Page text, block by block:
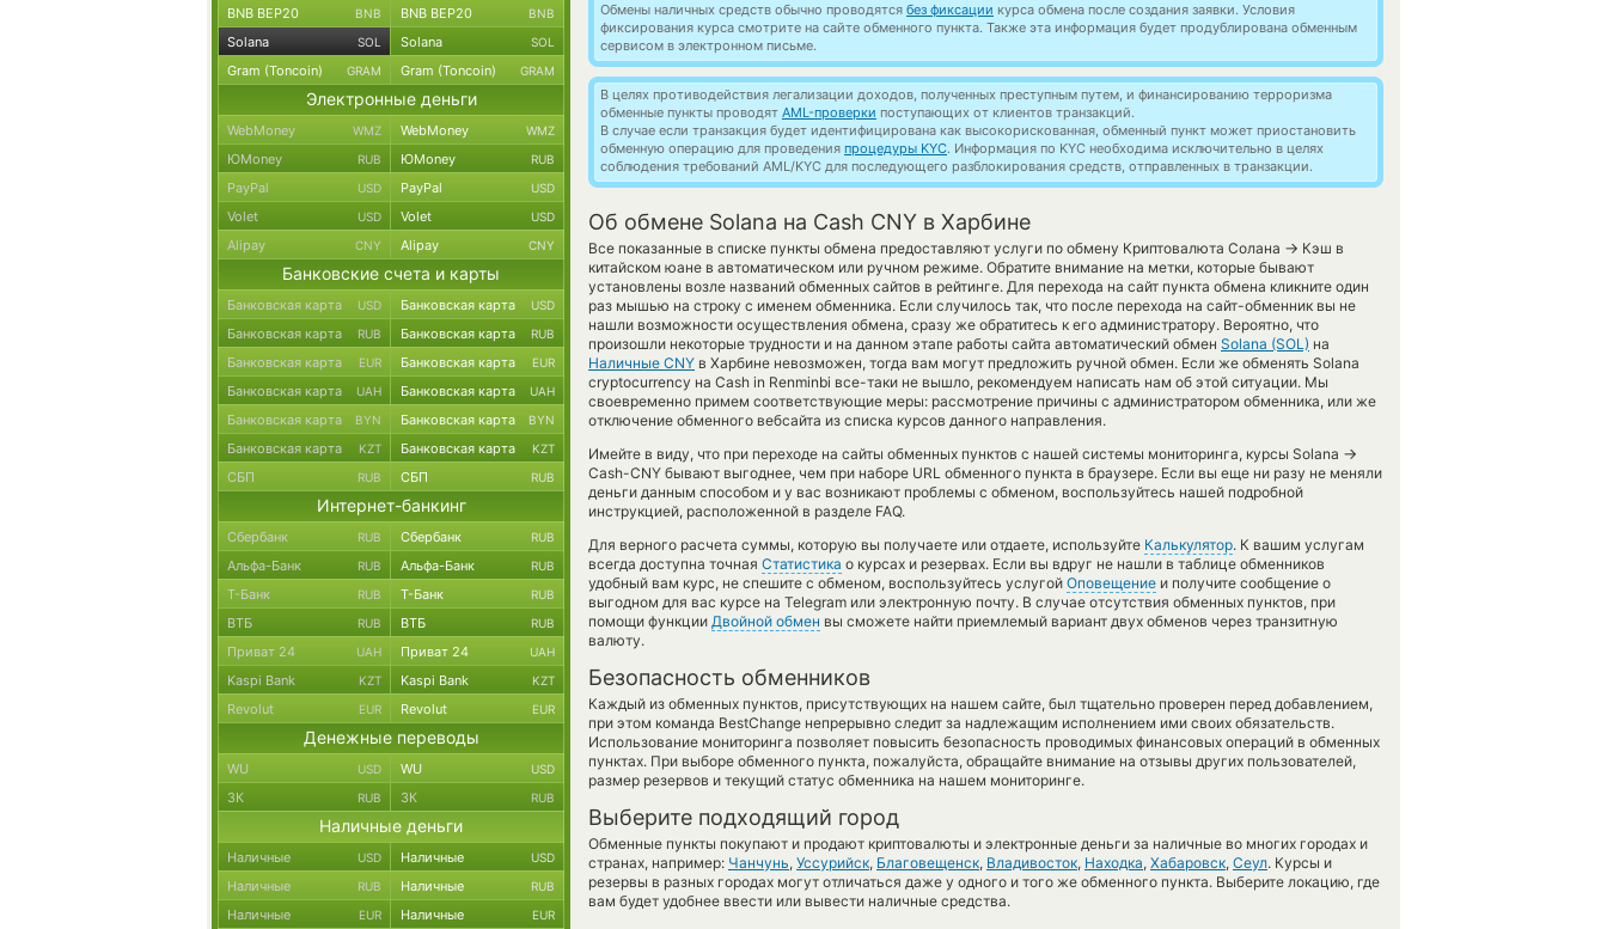
Обмены наличных средств обычно проводятся без фиксации курса обмена после создания заявки. Условия
фиксирования курса смотрите на сайте обменного пункта. Также эта информация будет продублирована обменным
сервисом в электронном письме.
В целях противодействия легализации доходов, полученных преступным путем, и финансированию терроризма
обменные пункты проводят AML-проверки поступающих от клиентов транзакций.
В случае если транзакция будет идентифицирована как высокорискованная, обменный пункт может приостановить
обменную операцию для проведения процедуры KYC. Информация по KYC необходима исключительно в целях
соблюдения требований AML/KYC для последующего разблокирования средств, отправленных в транзакции.
Об обмене Solana на Cash CNY в Харбине
Все показанные в списке пункты обмена предоставляют услуги по обмену Криптовалюта Солана → Кэш в
китайском юане в автоматическом или ручном режиме. Обратите внимание на метки, которые бывают
установлены возле названий обменных сайтов в рейтинге. Для перехода на сайт пункта обмена кликните один
раз мышью на строку с именем обменника. Если случилось так, что после перехода на сайт-обменник вы не
нашли возможности осуществления обмена, сразу же обратитесь к его администратору. Вероятно, что
произошли некоторые трудности и на данном этапе работы сайта автоматический обмен Solana (SOL) на
Наличные CNY в Харбине невозможен, тогда вам могут предложить ручной обмен. Если же обменять Solana
cryptocurrency на Cash in Renminbi все-таки не вышло, рекомендуем написать нам об этой ситуации. Мы
своевременно примем соответствующие меры: рассмотрение причины с администратором обменника, или же
отключение обменного вебсайта из списка курсов данного направления.
Имейте в виду, что при переходе на сайты обменных пунктов с нашей системы мониторинга, курсы Solana →
Cash-CNY бывают выгоднее, чем при наборе URL обменного пункта в браузере. Если вы еще ни разу не меняли
деньги данным способом и у вас возникают проблемы с обменом, воспользуйтесь нашей подробной
инструкцией, расположенной в разделе FAQ.
Для верного расчета суммы, которую вы получаете или отдаете, используйте Калькулятор. К вашим услугам
всегда доступна точная Статистика о курсах и резервах. Если вы вдруг не нашли в таблице обменников
удобный вам курс, не спешите с обменом, воспользуйтесь услугой Оповещение и получите сообщение о
выгодном для вас курсе на Telegram или электронную почту. В случае отсутствия обменных пунктов, при
помощи функции Двойной обмен вы сможете найти приемлемый вариант двух обменов через транзитную
валюту.
Безопасность обменников
Каждый из обменных пунктов, присутствующих на нашем сайте, был тщательно проверен перед добавлением,
при этом команда BestChange непрерывно следит за надлежащим исполнением ими своих обязательств.
Использование мониторинга позволяет повысить безопасность проводимых финансовых операций в обменных
пунктах. При выборе обменного пункта, пожалуйста, обращайте внимание на отзывы других пользователей,
размер резервов и текущий статус обменника на нашем мониторинге.
Выберите подходящий город
Обменные пункты покупают и продают криптовалюты и электронные деньги за наличные во многих городах и
странах, например: Чанчунь, Уссурийск, Благовещенск, Владивосток, Находка, Хабаровск, Сеул. Курсы и
резервы в разных городах могут отличаться даже у одного и того же обменного пункта. Выберите локацию, где
вам будет удобнее ввести или вывести наличные средства.
BNB BEP20 BNB BNB BEP20 BNB
Solana SOL Solana SOL
Gram (Toncoin) GRAM Gram (Toncoin) GRAM
Электронные деньги
WebMoney WMZ WebMoney WMZ
ЮMoney RUB ЮMoney RUB
PayPal USD PayPal USD
Volet USD Volet USD
Alipay CNY Alipay CNY
Банковские счета и карты
Банковская карта USD Банковская карта USD
Банковская карта RUB Банковская карта RUB
Банковская карта EUR Банковская карта EUR
Банковская карта UAH Банковская карта UAH
Банковская карта BYN Банковская карта BYN
Банковская карта KZT Банковская карта KZT
СБП RUB СБП RUB
Интернет-банкинг
Сбербанк RUB Сбербанк RUB
Альфа-Банк RUB Альфа-Банк RUB
Т-Банк RUB Т-Банк RUB
ВТБ RUB ВТБ RUB
Приват 24 UAH Приват 24 UAH
Kaspi Bank KZT Kaspi Bank KZT
Revolut EUR Revolut EUR
Денежные переводы
WU USD WU USD
ЗК RUB ЗК RUB
Наличные деньги
Наличные USD Наличные USD
Наличные RUB Наличные RUB
Наличные EUR Наличные EUR